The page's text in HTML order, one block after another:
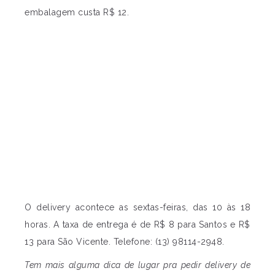
embalagem custa R$ 12.
O delivery acontece as sextas-feiras, das 10 às 18
horas. A taxa de entrega é de R$ 8 para Santos e R$
13 para São Vicente. Telefone: (13) 98114-2948.
Tem mais alguma dica de lugar pra pedir delivery de